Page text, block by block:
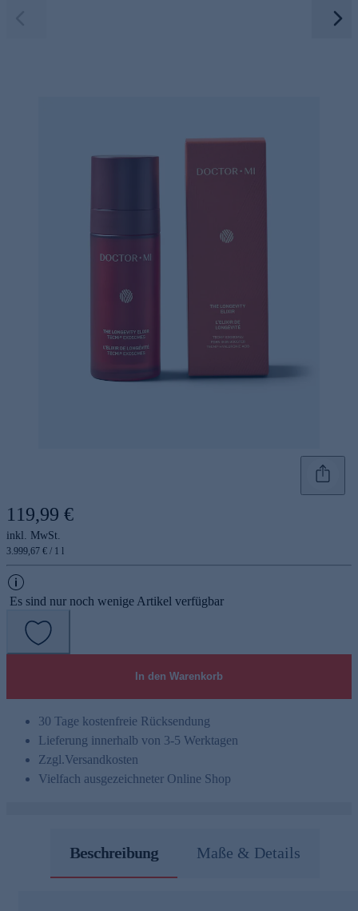
119,99 €
inkl. MwSt.
3.999,67 € / 1 l
Es sind nur noch wenige Artikel verfügbar
In den Warenkorb
30 Tage kostenfreie Rücksendung
Lieferung innerhalb von 3-5 Werktagen
Zzgl.Versandkosten
Vielfach ausgezeichneter Online Shop
Beschreibung Maße & Details